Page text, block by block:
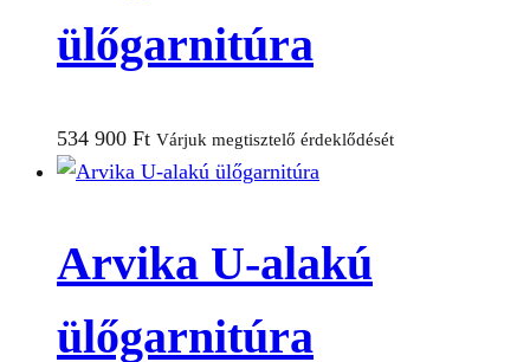
ülőgarnitúra
534 900 Ft Várjuk megtisztelő érdeklődését
Arvika U-alakú
ülőgarnitúra